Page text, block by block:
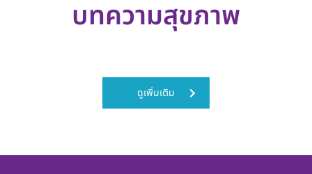
บทความสุขภาพ
ดูเพิ่มเติม